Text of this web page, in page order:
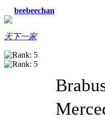
beebeechan
天下一家